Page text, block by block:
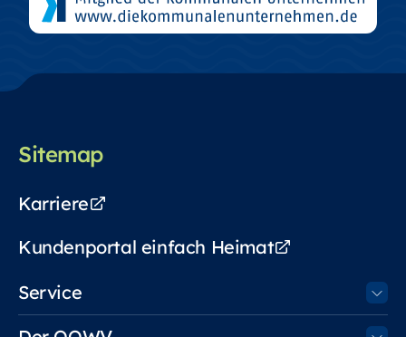
Sitemap
Service
Karriere
Kundenportal einfach Heimat